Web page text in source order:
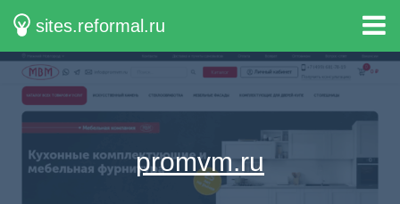
sites.reformal.ru
promvm.ru